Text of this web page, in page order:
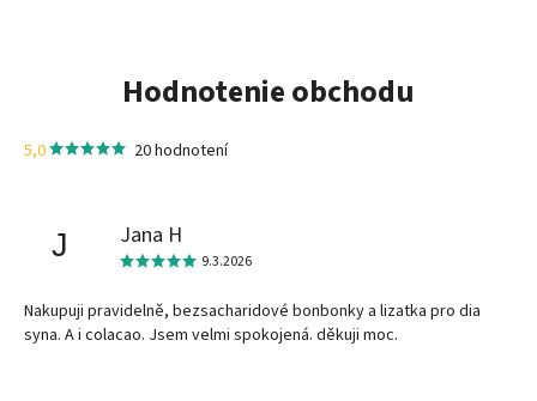
Hodnotenie obchodu
5,0 20 hodnotení
J Jana H
9.3.2026
Nakupuji pravidelně, bezsacharidové bonbonky a lizatka pro dia
syna. A i colacao. Jsem velmi spokojená. děkuji moc.